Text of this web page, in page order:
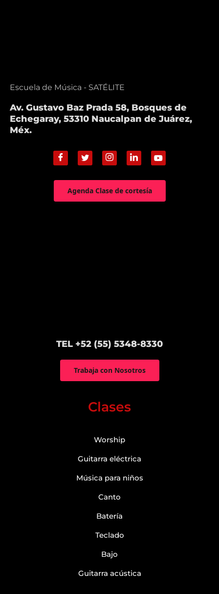
Escuela de Música - SATÉLITE
Av. Gustavo Baz Prada 58, Bosques de
Echegaray, 53310 Naucalpan de Juárez,
Méx.
Agenda Clase de cortesía
TEL +52 (55) 5348-8330
Trabaja con Nosotros
Clases
Worship
Guitarra eléctrica
Música para niños
Canto
Batería
Teclado
Bajo
Guitarra acústica